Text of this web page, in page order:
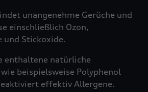
unangenehme Gerüche und
einschließlich Ozon,
und Stickoxide.
enthaltene natürliche
beispielsweise Polyphenol
effektiv Allergene.